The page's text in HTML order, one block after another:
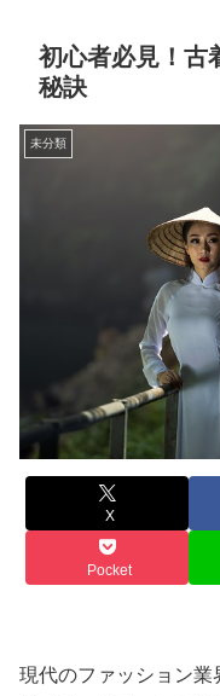
初心者必見！古
秘訣
未分類
X
Pocket
現代のファッション